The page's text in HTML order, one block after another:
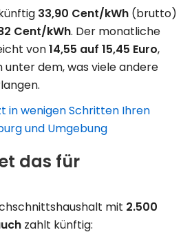
33,90 Cent/kWh (brutto)
Cent/kWh. Der monatliche
von14,55 auf 15,45 Euro,
dem, was viele andere
in wenigen Schritten Ihren
und Umgebung
das für
mit 2.500
zahlt künftig: